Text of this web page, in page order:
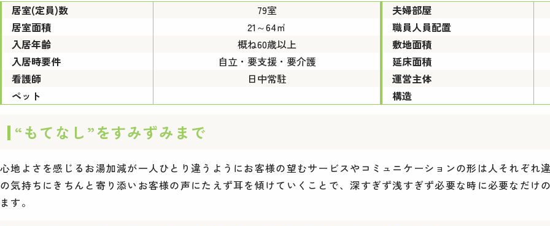
居室(定員)数
79室
居室面積
21～64㎡
入居年齢
概ね60歳以上
入居時要件
自立・要支援・要介護
看護師
日中常駐
ペット
夫婦部屋
職員人員配置
敷地面積
延床面積
運営主体
構造
“もてなし”をすみずみまで
心地よさを感じるお湯加減が一人ひとり違うようにお客様の望むサービスやコミュニケーションの形は人それぞ
の気持ちにきちんと寄り添いお客様の声にたえず耳を傾けていくことで、深すぎず浅すぎず必要な時に必要なだけ
ます。